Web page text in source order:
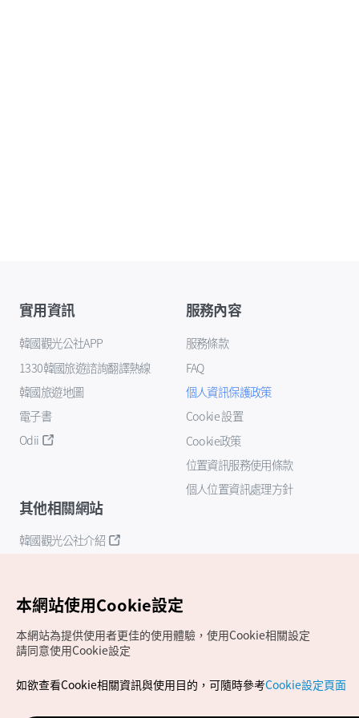
實用資訊
韓國觀光公社APP
1330韓國旅遊諮詢翻譯熱線
韓國旅遊地圖
電子書
Odii
服務內容
服務條款
FAQ
個人資訊保護政策
Cookie 設置
Cookie政策
位置資訊服務使用條款
個人位置資訊處理方針
其他相關網站
韓國觀光公社介紹
Copyrights (c) 韓國觀光公社版權所有
如有相關疑問或建議，歡迎來信至官方信箱
本網站使用Cookie設定
本網站為提供使用者更佳的使用體驗，使用Cookie相關設定
請同意使用Cookie設定
如欲查看Cookie相關資訊與使用目的，可隨時參考Cookie設定頁面